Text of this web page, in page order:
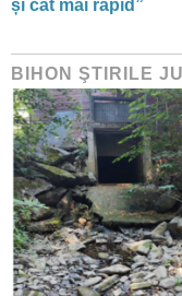
și cât mai rapid”
BIHON ŞTIRILE